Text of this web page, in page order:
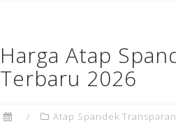
Harga Atap
Terbaru 2026
Atap Spandek Transparan